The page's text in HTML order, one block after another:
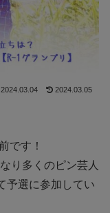
2024.03.04 2024.03.05
です！
り多くのピン芸人
予選に参加してい